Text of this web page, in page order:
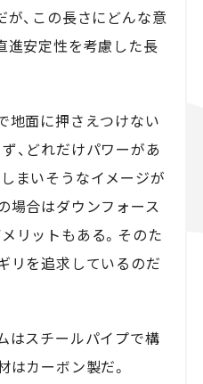
、この長さにどんな意
進安定性を考慮した長
地面に押さえつけない
、どれだけパワーがあ
まいそうなイメージが
場合はダウンフォース
リットもある。そのた
リを追求しているのだ
はスチールパイプで構
はカーボン製だ。